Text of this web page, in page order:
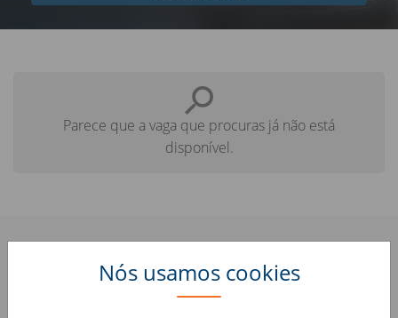
Nós usamos cookies
Parece que a vaga que procuras já não está
disponível.
Confere aqui algumas vagas
parecidas que te podem interessar: